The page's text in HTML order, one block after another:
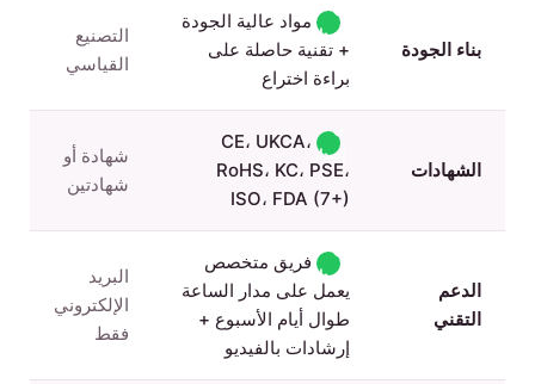
بناء الجودة
✓
إصدار
مواد عالية الجودة
+ تقنية حاصلة على
براءة اختراع
التصنيع
القياسي
الشهادات
✓
إصدار
CE، UKCA،
RoHS، KC، PSE،
ISO، FDA (7+)
شهادة أو
شهادتين
الدعم
التقني
✓
إصدار
فريق متخصص
يعمل على مدار الساعة
طوال أيام الأسبوع +
إرشادات بالفيديو
البريد
الإلكتروني
فقط